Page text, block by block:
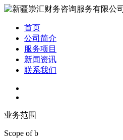
首页
公司简介
服务项目
新闻资讯
联系我们
业务范围
Scope of b